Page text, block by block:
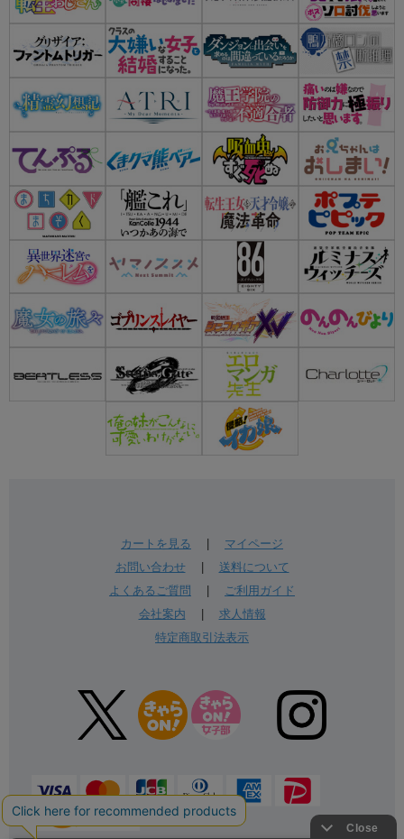
カートを見る
マイページ
お問い合わせ| 送料について
よくあるご質問
ご利用ガイド
会社案内
求人情報
特定商取引法表示